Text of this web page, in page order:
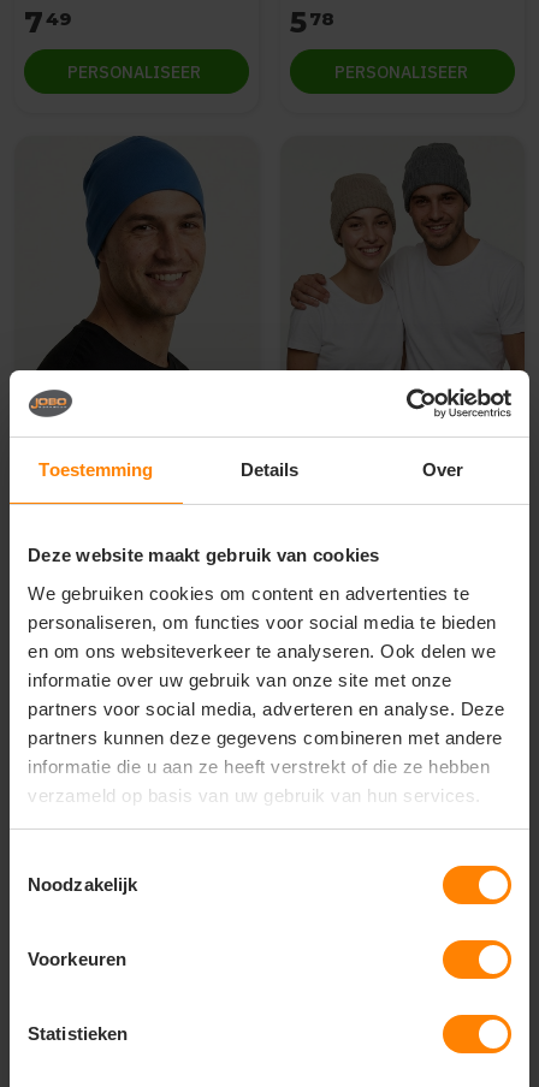
Toestemming Details Over
Deze website maakt gebruik van cookies
We gebruiken cookies om content en advertenties te
personaliseren, om functies voor social media te bieden
en om ons websiteverkeer te analyseren. Ook delen we
informatie over uw gebruik van onze site met onze
partners voor social media, adverteren en analyse. Deze
partners kunnen deze gegevens combineren met andere
informatie die u aan ze heeft verstrekt of die ze hebben
verzameld op basis van uw gebruik van hun services.
Noodzakelijk
Voorkeuren
Statistieken
749
PERSONALISEER
578
PERSONALISEER
Clique
muts
Materiaal: 100% Katoen
PERSONALISEER
muts
PERSONALISEER
Clique
Hubert Reflective unisex